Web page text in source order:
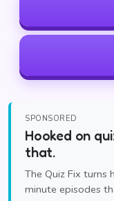
SPONSORED
Hooked on
that.
The Quiz Fix turns
minute episodes